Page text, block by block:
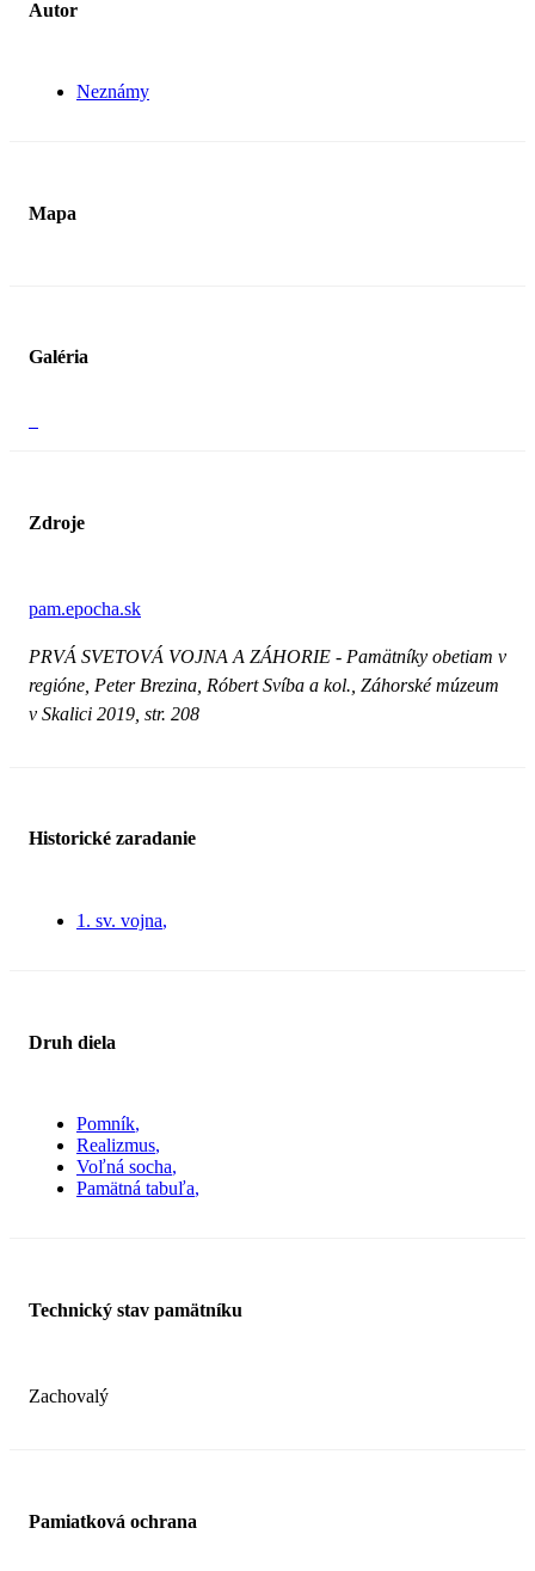
Autor
Neznámy
Mapa
Galéria
Zdroje
pam.epocha.sk
PRVÁ SVETOVÁ VOJNA A ZÁHORIE - Pamätníky obetiam v
regióne, Peter Brezina, Róbert Svíba a kol., Záhorské múzeum
v Skalici 2019, str. 208
Historické zaradanie
1. sv. vojna
Druh diela
Pomník
Realizmus
Voľná socha
Pamätná tabuľa
Technický stav pamätníku
Zachovalý
Pamiatková ochrana